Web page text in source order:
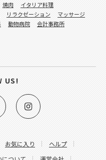
お気に入り
ヘルプ
焼肉
イタリア料理
リラクゼーション
マッサージ
動物病院
会計事務所
US!